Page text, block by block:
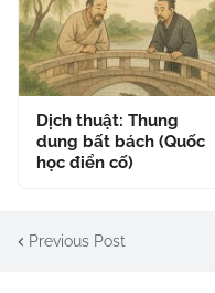
Dịch thuật: Thung
dung bất bách (Quốc
học điển cố)
Previous Post